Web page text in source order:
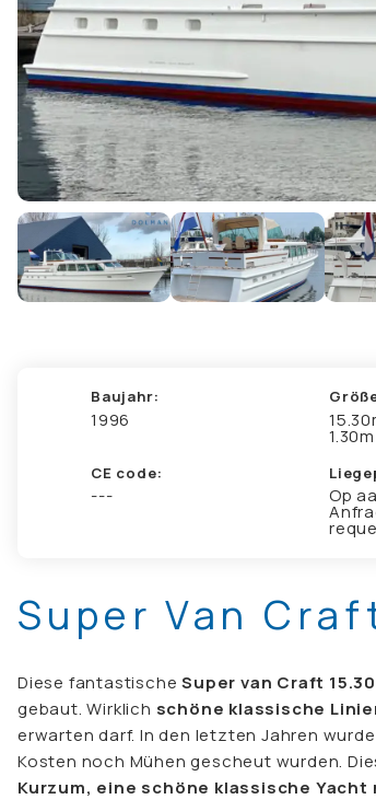
Baujahr:
1996
1.30m
CE code:
--- Op
Super Van
Diese fantastischeSuper van Craft 15.30
gebaut. Wirklich schöne klassische
erwarten darf. In den letzten Jahren
Kosten noch Mühen gescheut wurden.
Kurzum, eine schöne klassische